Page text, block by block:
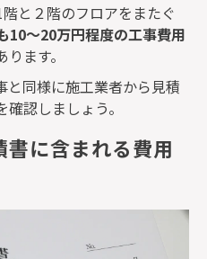
階と２階のフロアをまたぐ
10～20万円程度の工事費用
ます。
と同様に施工業者から見積
認しましょう。
に含まれる費用